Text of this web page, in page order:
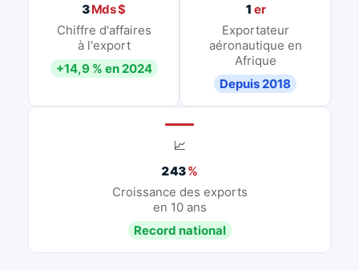
3Mds $
Chiffre d'affaires
à l'export
+14,9 % en 2024
1 er
Exportateur
aéronautique en
Afrique
Depuis 2018
📈
243%
Croissance des exports
en 10 ans
Record national